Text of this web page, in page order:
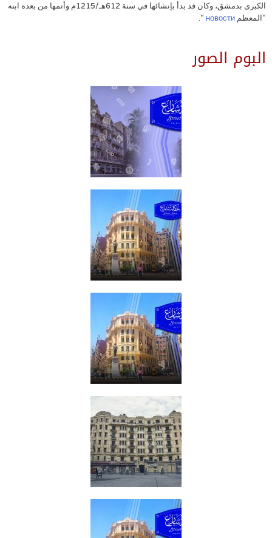
الكبرى بدمشق، وكان قد بدأ بإنشائها في سنة 612هـ/1215م وأتمها من بعده ابنه
“المعظم новости
“.
البوم الصور